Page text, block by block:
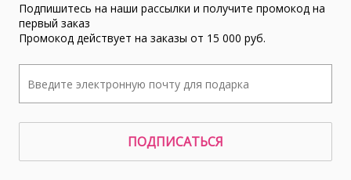
Подпишитесь на наши рассылки и получите промокод на
первый заказ
Промокод действует на заказы от 15 000 руб.
ПОДПИСАТЬСЯ